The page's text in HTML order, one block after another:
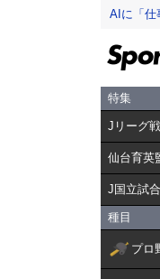
AIに「仕
特集
Jリーグ
仙台育英
J国立試
種目
プロ